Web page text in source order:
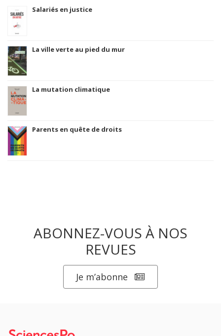
Salariés en justice
La ville verte au pied du mur
La mutation climatique
Parents en quête de droits
ABONNEZ-VOUS À NOS
REVUES
Je m’abonne